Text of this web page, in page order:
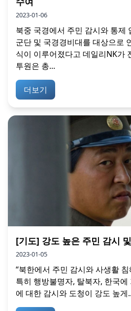
2023-01-06
북중 국경에서 주민 감시와 통제
군단 및 국경경비대를 대상으로
식이 이루어졌다고 데일리NK가
투원은 총...
더보기
[기도] 강도 높은 주민 감시
2023-01-05
“북한에서 주민 감시와 사생활
특히 행방불명자, 탈북자, 한국
에 대한 감시와 도청이 강도 높게